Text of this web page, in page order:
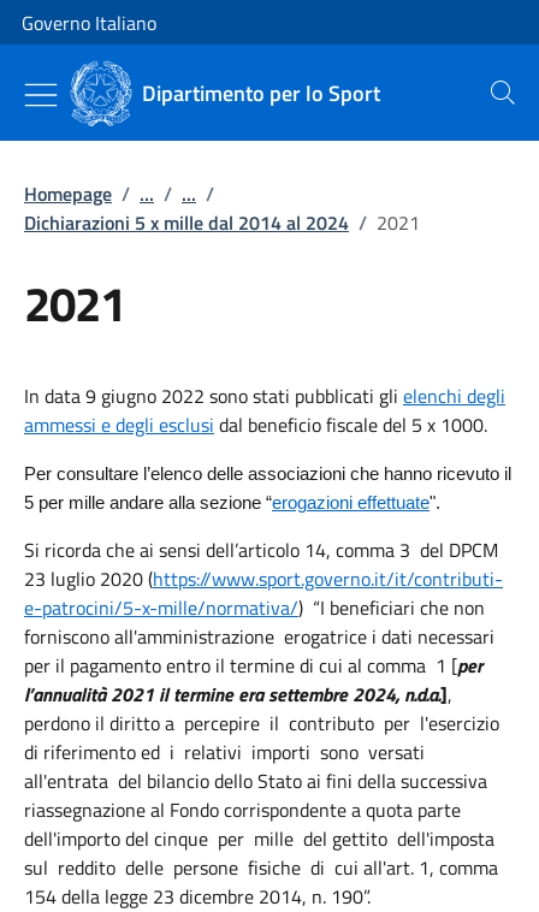
Vai al contenuto
Vai alla navigazione del sito
Governo Italiano
Dipartimento per lo Sport Cerca
Homepage / ... / ... /
Dichiarazioni 5 x mille dal 2014 al 2024 / 2021
2021
In data 9 giugno 2022 sono stati pubblicati gli elenchi degli
ammessi e degli esclusi dal beneficio fiscale del 5 x 1000.
Per consultare l’elenco delle associazioni che hanno ricevuto il
5 per mille andare alla sezione “erogazioni effettuate".
Si ricorda che ai sensi dell’articolo 14, comma 3 del DPCM
23 luglio 2020 (https://www.sport.governo.it/it/contributi-
e-patrocini/5-x-mille/normativa/) “I beneficiari che non
forniscono all'amministrazione erogatrice i dati necessari
per il pagamento entro il termine di cui al comma 1 [per
l’annualità 2021 il termine era settembre 2024, n.d.a.],
perdono il diritto a percepire il contributo per l'esercizio
di riferimento ed i relativi importi sono versati
all'entrata del bilancio dello Stato ai fini della successiva
riassegnazione al Fondo corrispondente a quota parte
dell'importo del cinque per mille del gettito dell'imposta
sul reddito delle persone fisiche di cui all'art. 1, comma
154 della legge 23 dicembre 2014, n. 190”.